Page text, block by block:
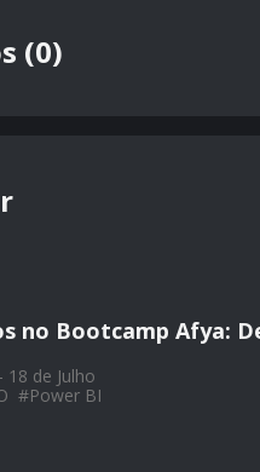
(0)
no Bootcamp Afya:
18 de Julho
#Power BI